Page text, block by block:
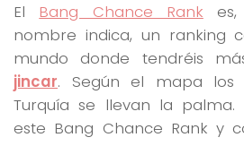
El Bang Chance Rank
nombre indica, un ranking
mundo donde tendréis
jincar. Según el mapa los
Turquía se llevan la palma.
este Bang Chance Rank y